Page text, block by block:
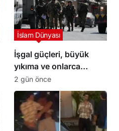
İşgal güçleri, büyük
yıkıma ve onlarca
kişinin gözaltına alındığı
bir baskının ardından
Kalendiya’dan çekildi
İslam Dünyası
2 gün önce